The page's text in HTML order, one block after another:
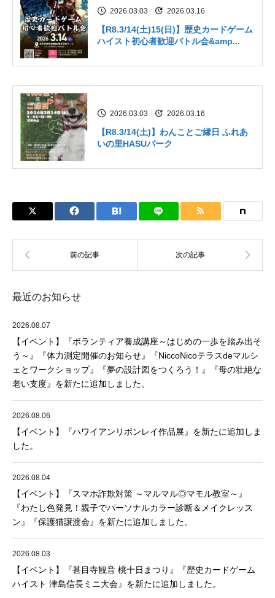
2026.03.03 2026.03.16
【R8.3/14(土)15(日)】歴史カードゲーム
ハイスト初心者歓迎バトル会&amp...
2026.03.03 2026.03.16
【R8.3/14(土)】わんことご縁日 ふれあ
いの⾥HASUパーク
最近のお知らせ
2026.08.07
【イベント】『ボランティア養成講座～はじめの一歩を踏み出そ
う～』『体力測定開催のお知らせ』『NiccoNicoテラスdeマルシ
ェとワークショップ』『夢の設計図をつくろう！』『母の壮絶な
老い支度』を新たに追加しました。
2026.08.06
【イベント】『ハワイアンリボンレイ作品展』を新たに追加しま
した。
2026.08.04
【イベント】『スマホ詐欺対策 ～マルマル◎マモル教室～』
『わたし色発見！親子でパーソナルカラー診断＆メイクレッス
ン』『保護猫譲渡会』を新たに追加しました。
2026.08.03
【イベント】『甚目寺観音 桃十日まつり』『歴史カードゲーム
ハイスト 津島信長ミニ大会』を新たに追加しました。